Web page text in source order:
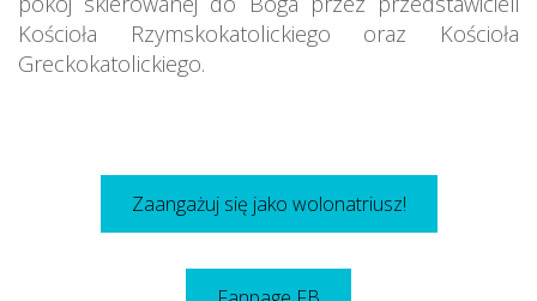
Kościoła Rzymskokatolickiego oraz Kościoła
Greckokatolickiego.
Zaangażuj się jako wolonatriusz!